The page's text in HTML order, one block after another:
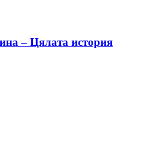
– Цялата история